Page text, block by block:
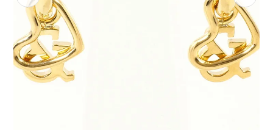
Previous Next